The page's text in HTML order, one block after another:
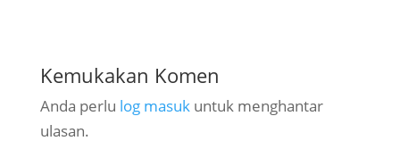
Kemukakan Komen
Anda perlu log masukuntuk menghantar
ulasan.